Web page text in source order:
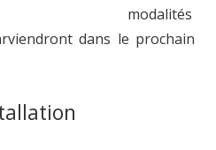
modalités
dans le prochain